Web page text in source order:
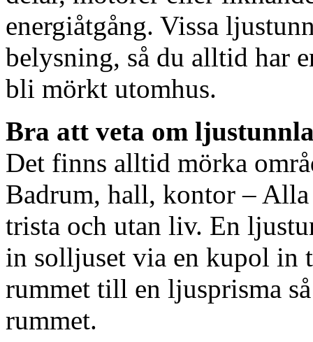
energiåtgång. Vissa
belysning, så du alltid har
bli mörkt utomhus.
Bra att veta om
Det finns alltid mörka
Badrum, hall, kontor – Alla
trista och utan liv. En
in solljuset via en kupol in
rummet till en ljusprisma
rummet.